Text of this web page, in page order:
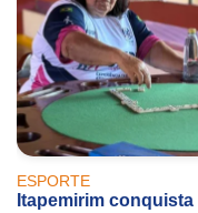
ESPORTE
Itapemirim conquista